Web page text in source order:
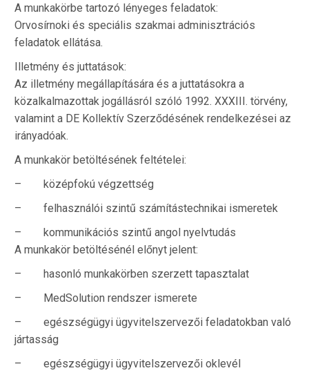
A munkakörbe tartozó lényeges feladatok:
Orvosírnoki és speciális szakmai adminisztrációs
feladatok ellátása.
Illetmény és juttatások:
Az illetmény megállapítására és a juttatásokra a
közalkalmazottak jogállásról szóló 1992. XXXIII. törvény,
valamint a DE Kollektív Szerződésének rendelkezései az
irányadóak.
A munkakör betöltésének feltételei:
– középfokú végzettség
– felhasználói szintű számítástechnikai ismeretek
– kommunikációs szintű angol nyelvtudás
A munkakör betöltésénél előnyt jelent:
– hasonló munkakörben szerzett tapasztalat
– MedSolution rendszer ismerete
– egészségügyi ügyvitelszervezői feladatokban való
jártasság
– egészségügyi ügyvitelszervezői oklevél